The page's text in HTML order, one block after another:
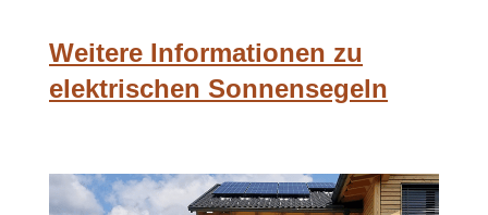
Weitere Informationen zu
elektrischen Sonnensegeln